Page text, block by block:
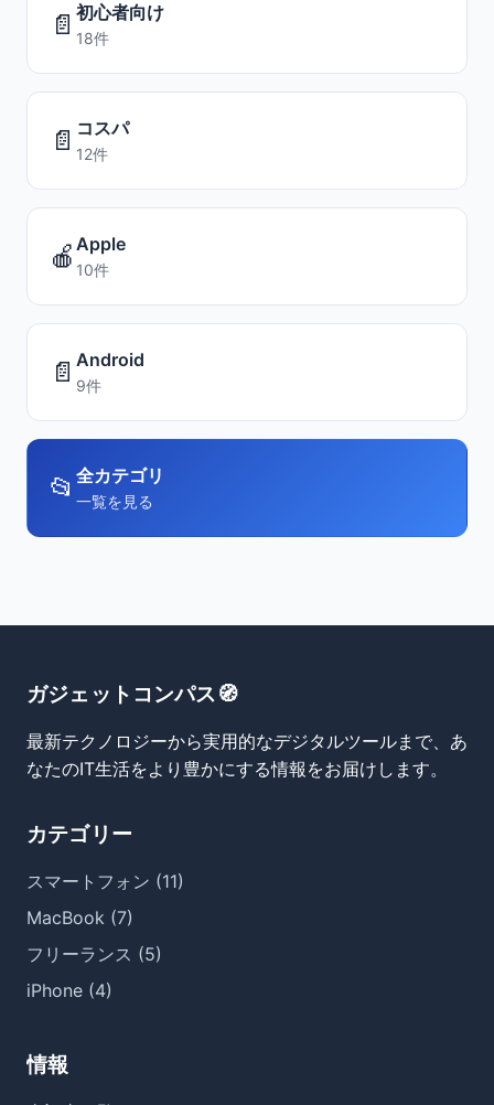
📄 初心者向け
18件
📄 コスパ
12件
🍎 Apple
10件
📄 Android
9件
📂 全カテゴリ
一覧を見る
ガジェットコンパス🧭
最新テクノロジーから実用的なデジタルツールまで、あ
なたのIT生活をより豊かにする情報をお届けします。
カテゴリー
スマートフォン (11)
MacBook (7)
フリーランス (5)
iPhone (4)
情報